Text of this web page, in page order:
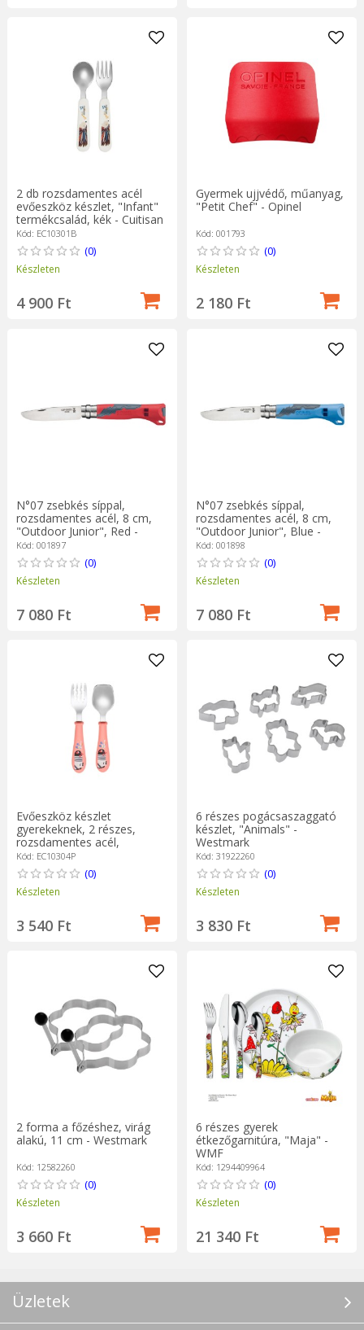
2 db rozsdamentes acél
evőeszköz készlet, "Infant"
termékcsalád, kék - Cuitisan
Kód: EC10301B
(0)
Készleten
4 900 Ft
Gyermek ujjvédő, műanyag,
"Petit Chef" - Opinel
Kód: 001793
(0)
Készleten
2 180 Ft
N°07 zsebkés síppal,
rozsdamentes acél, 8 cm,
"Outdoor Junior", Red -
Opinel
Kód: 001897
(0)
Készleten
7 080 Ft
N°07 zsebkés síppal,
rozsdamentes acél, 8 cm,
"Outdoor Junior", Blue -
Opinel
Kód: 001898
(0)
Készleten
7 080 Ft
Evőeszköz készlet
gyerekeknek, 2 részes,
rozsdamentes acél,
rózsaszín, "INFANT"
termékcsalád - Cuitisan
Kód: EC10304P
(0)
Készleten
3 540 Ft
6 részes pogácsaszaggató
készlet, "Animals" -
Westmark
Kód: 31922260
(0)
Készleten
3 830 Ft
2 forma a főzéshez, virág
alakú, 11 cm - Westmark
Kód: 12582260
(0)
Készleten
3 660 Ft
6 részes gyerek
étkezőgarnitúra, "Maja" -
WMF
Kód: 1294409964
(0)
Készleten
21 340 Ft
Üzletek